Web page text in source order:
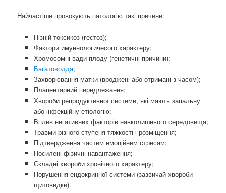
Найчастіше провокують патологію такі причини:
Пізній токсикоз (гестоз);
Фактори имуннологичесого характеру;
Хромосомні вади плоду (генетичні причини);
Багатоводдя;
Захворювання матки (вроджені або отримані з часом);
Плацентарний передлежання;
Хвороби репродуктивної системи, які мають запальну
або інфекційну етіологію;
Вплив негативних факторів навколишнього середовища;
Травми різного ступеня тяжкості і розміщення;
Підтвердження частим емоційним стресам;
Посилені фізичні навантаження;
Складні хвороби хронічного характеру;
Порушення ендокринної системи (зазвичай хвороби
щитовидки).